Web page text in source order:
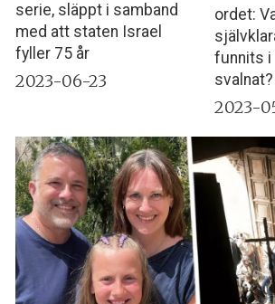
serie, släppt i samband
med att staten Israel
fyller 75 år
2023-06-23
ordet:
funnits i
svalnat?
2023-